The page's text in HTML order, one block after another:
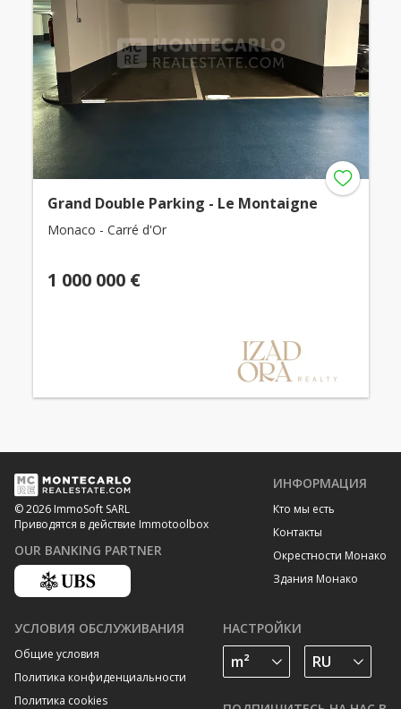
Grand Double Parking - Le Montaigne
Monaco - Carré d'Or
1 000 000 €
© 2026 ImmoSoft SARL
Приводятся в действие Immotoolbox
OUR BANKING PARTNER
ИНФОРМАЦИЯ
Кто мы есть
Контакты
Окрестности Монако
Здания Монако
УСЛОВИЯ ОБСЛУЖИВАНИЯ
Общие условия
Политика конфиденциальности
Политика cookies
НАСТРОЙКИ